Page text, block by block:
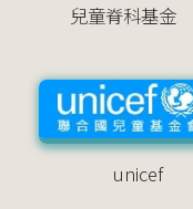
兒童脊科基金
unicef